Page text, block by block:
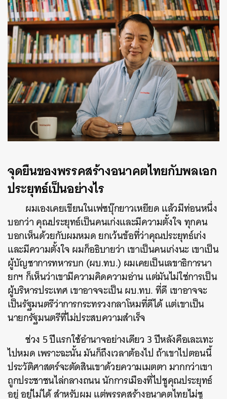
จุดยืนของพรรคสร้างอนาคตไทยกับพลเอก
ประยุทธ์เป็นอย่างไร
ผมเองเคยเขียนในเฟซบุ๊กยาวเหยียด แล้วมีท่อนหนึ่ง
บอกว่า คุณประยุทธ์เป็นคนเก่งและมีความตั้งใจ ทุกคน
บอกเห็นด้วยกับผมหมด ยกเว้นข้อที่ว่าคุณประยุทธ์เก่ง
และมีความตั้งใจ ผมก็อธิบายว่า เขาเป็นคนเก่งนะ เขาเป็น
ผู้บัญชาการทหารบก (ผบ.ทบ.) ผมเคยเป็นเลขาธิการนา
ยกฯ ก็เห็นว่าเขามีความคิดความอ่าน แต่มันไม่ใช่การเป็น
ผู้บริหารประเทศ เขาอาจจะเป็น ผบ.ทบ. ที่ดี เขาอาจจะ
เป็นรัฐมนตรีว่าการกระทรวงกลาโหมที่ดีได้ แต่เขาเป็น
นายกรัฐมนตรีที่ไม่ประสบความสำเร็จ
ช่วง 5 ปีแรกใช้อำนาจอย่างเดียว 3 ปีหลังคือเละเทะ
ไปหมด เพราะฉะนั้น มันก็ถึงเวลาต้องไป ถ้าเขาไปตอนนี้
ประวัติศาสตร์จะตัดสินเขาด้วยความเมตตา มากกว่าเขา
ถูกประชาชนไล่กลางถนน นักการเมืองที่ไปชูคุณประยุทธ์
อยู่ อยู่ไม่ได้ สำหรับผม แต่พรรคสร้างอนาคตไทยไม่ชู